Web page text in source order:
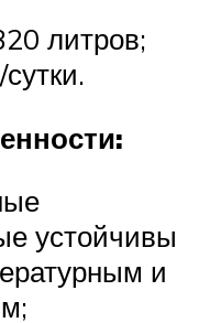
литров;
устойчивы
и